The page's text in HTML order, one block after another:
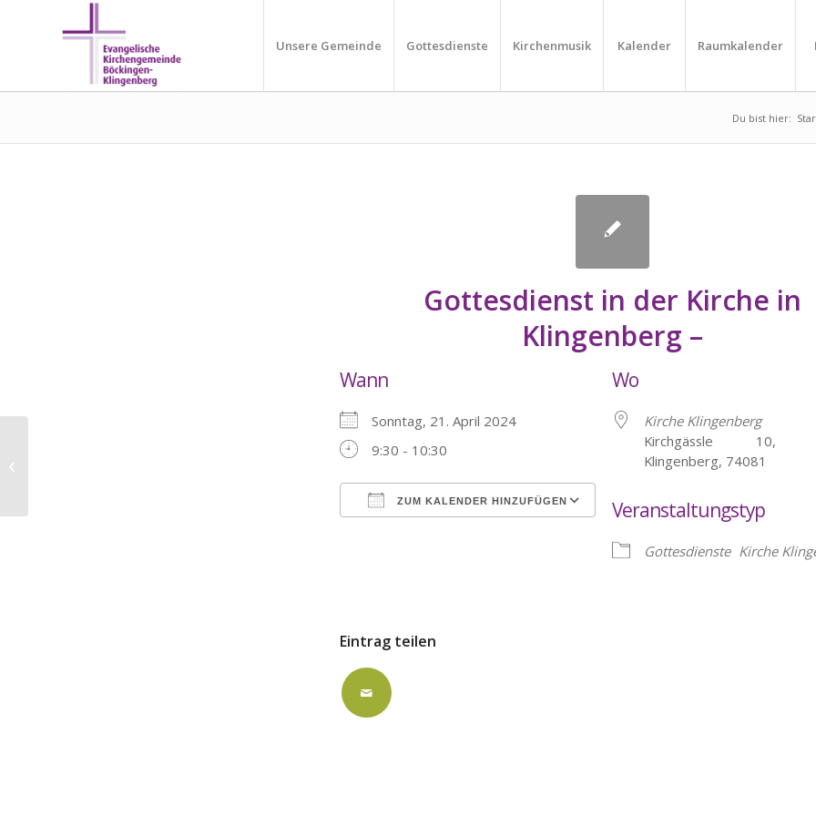
Unsere Gemeinde Gottesdienste Kirchenmusik Kalender Raumkalender
Du bist hier:
Gottesdienst in der Kirche in
Klingenberg –
Wann
Sonntag, 21. April 2024
9:30 - 10:30
ZUM KALENDER HINZUFÜGEN
Wo
Kirche Klingenberg
Kirchgässle 10,
Klingenberg, 74081
Veranstaltungstyp
Gottesdienste Kirche
Eintrag teilen